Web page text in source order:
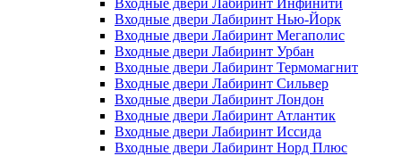
Входные двери Лабиринт Инфинити
Входные двери Лабиринт Нью-Йорк
Входные двери Лабиринт Мегаполис
Входные двери Лабиринт Урбан
Входные двери Лабиринт Термомагнит
Входные двери Лабиринт Сильвер
Входные двери Лабиринт Лондон
Входные двери Лабиринт Атлантик
Входные двери Лабиринт Иссида
Входные двери Лабиринт Норд Плюс